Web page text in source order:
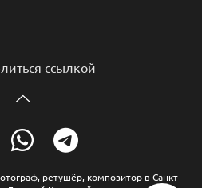
ссылкой
ретушёр, композитор в Санкт-